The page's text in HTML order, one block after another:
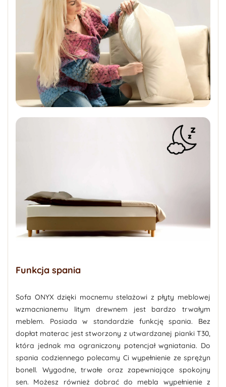
Funkcja spania
Sofa ONYX dzięki mocnemu stelażowi z płyty meblowej
wzmacnianemu litym drewnem jest bardzo trwałym
meblem. Posiada w standardzie funkcję spania. Bez
dopłat materac jest stworzony z utwardzanej pianki T30,
która jednak ma ograniczony potencjał wgniatania. Do
spania codziennego polecamy Ci wypełnienie ze sprężyn
bonell. Wygodne, trwałe oraz zapewniające spokojny
sen. Możesz również dobrać do mebla wypełnienie z